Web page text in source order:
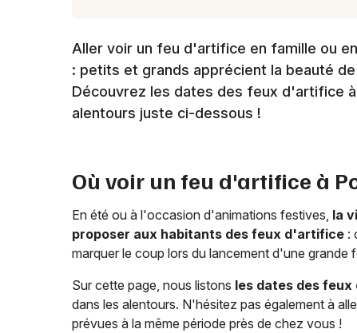
Aller voir un feu d'artifice en famille ou
: petits et grands apprécient la beauté
Découvrez les dates des feux d'artifice à
alentours juste ci-dessous !
Où voir un feu d'artifice à
En été ou à l'occasion d'animations festives, la
proposer aux habitants des feux d'artifice :
marquer le coup lors du lancement d'une
Sur cette page, nous listons les dates des
dans les alentours. N'hésitez pas également à
prévues à la même période près de chez vous !